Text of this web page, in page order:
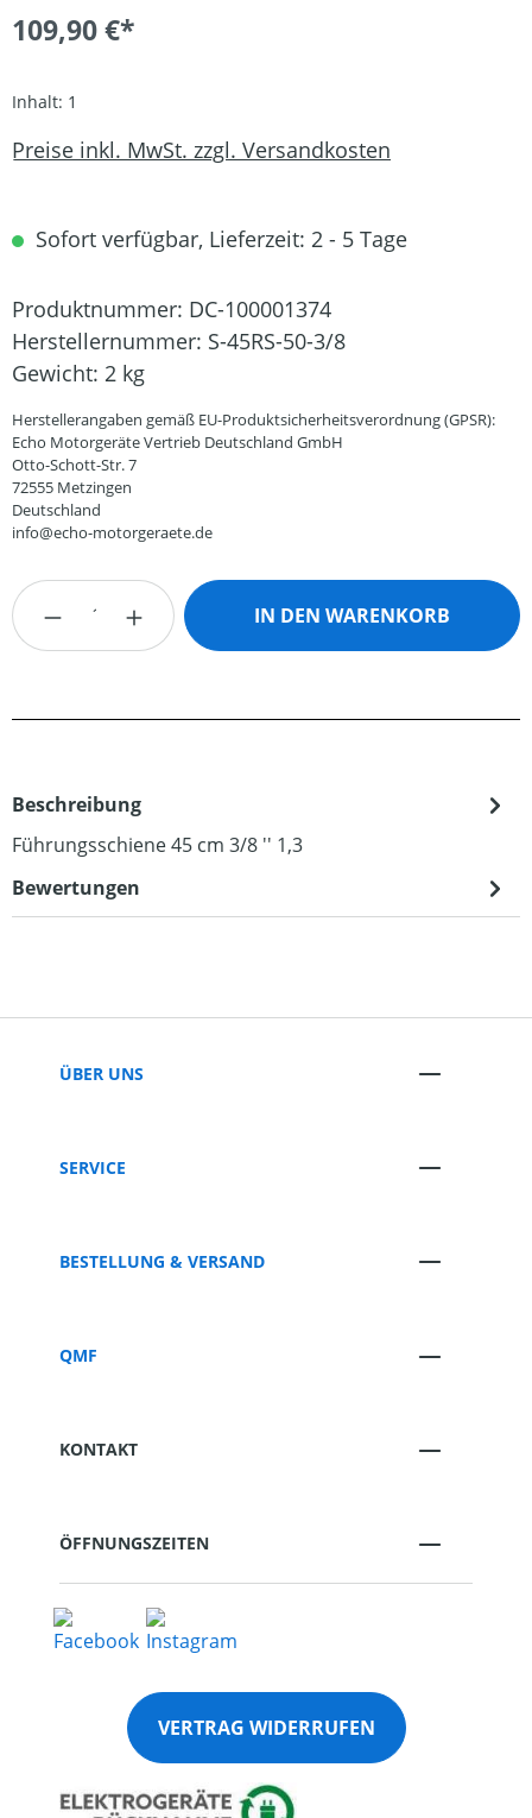
109,90 €*
Inhalt: 1
Preise inkl. MwSt. zzgl. Versandkosten
Sofort verfügbar, Lieferzeit: 2 - 5 Tage
Produktnummer: DC-100001374
Herstellernummer: S-45RS-50-3/8
Gewicht: 2 kg
Herstellerangaben gemäß EU-Produktsicherheitsverordnung (GPSR):
Echo Motorgeräte Vertrieb Deutschland GmbH
Otto-Schott-Str. 7
72555 Metzingen
Deutschland
info@echo-motorgeraete.de
Produkt Anzahl: Gib den gewünschten
IN DEN WARENKORB
Beschreibung
Führungsschiene 45 cm 3/8 '' 1,3
Bewertungen
ÜBER UNS
SERVICE
BESTELLUNG & VERSAND
QMF
KONTAKT
ÖFFNUNGSZEITEN
VERTRAG WIDERRUFEN